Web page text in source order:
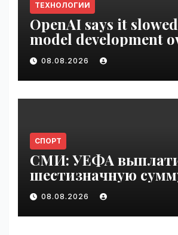
ТЕХНОЛОГИИ
OpenAI says it
model development
security concerns |
08.08.2026
СПОРТ
СМИ: УЕФА
шестизначную
любовнице
VseTime.ru
08.08.2026